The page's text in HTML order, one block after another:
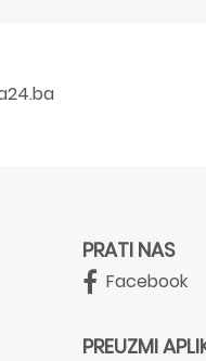
PRATI NAS
Facebook
PREUZMI